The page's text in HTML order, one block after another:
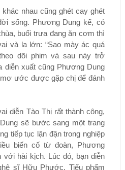
nhau cũng ghét cay ghét
sống. Phương Dung kể, có
buổi trưa đang ăn cơm thì
và la lớn: “Sao mày ác quá
dõi phim và sau này trở
diễn xuất cũng Phương Dung
ước được gặp chị để đánh
diễn Tào Thị rất thành công,
sẽ bước sang một trang
tiếp tục lận đận trong nghiệp
biến cố từ đoàn, Phương
với hài kịch. Lúc đó, bạn diễn
sĩ Hữu Phước. Tiểu phẩm